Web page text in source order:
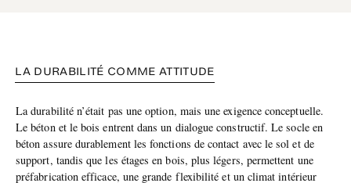
LA DURABILITÉ COMME ATTITUDE
La durabilité n’était pas une option, mais une exigence conceptuelle.
Le béton et le bois entrent dans un dialogue constructif. Le socle en
béton assure durablement les fonctions de contact avec le sol et de
support, tandis que les étages en bois, plus légers, permettent une
préfabrication efficace, une grande flexibilité et un climat intérieur